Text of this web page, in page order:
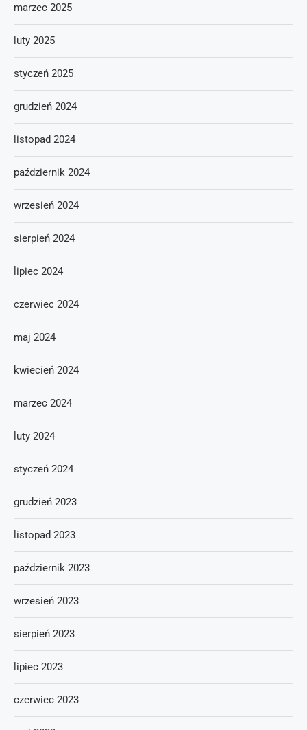
marzec 2025
luty 2025
styczeń 2025
grudzień 2024
listopad 2024
październik 2024
wrzesień 2024
sierpień 2024
lipiec 2024
czerwiec 2024
maj 2024
kwiecień 2024
marzec 2024
luty 2024
styczeń 2024
grudzień 2023
listopad 2023
październik 2023
wrzesień 2023
sierpień 2023
lipiec 2023
czerwiec 2023